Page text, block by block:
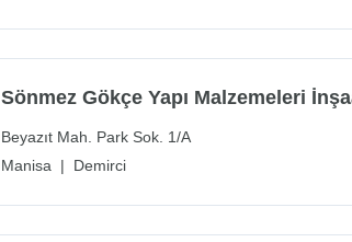
Sönmez Gökçe Yapı Malzemeleri
Beyazıt Mah. Park Sok. 1/A
Manisa | Demirci